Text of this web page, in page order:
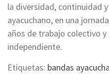
la diversidad, continuidad
ayacuchano, en una
años de trabajo colectivo
independiente.
Etiquetas: bandas